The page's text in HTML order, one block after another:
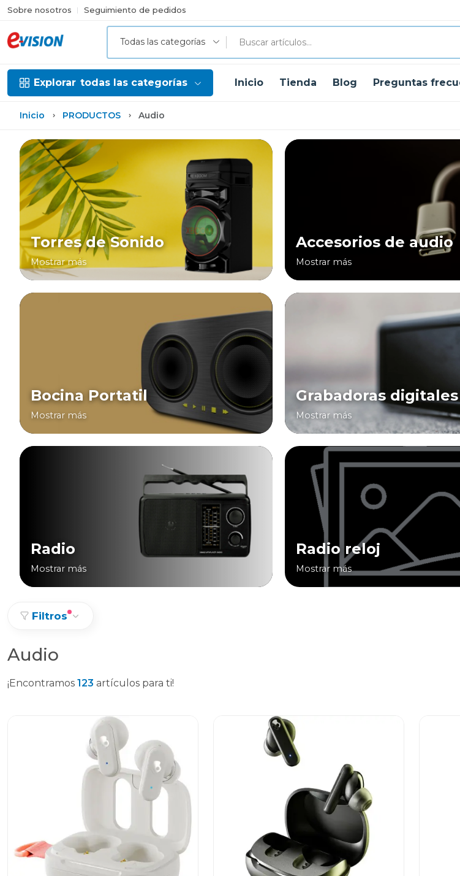
Sobre nosotros Seguimiento de pedidos
Todas las categorías
Explorar todas las categorías Inicio Tienda Blog Preguntas
Inicio PRODUCTOS Audio
Torres de Sonido
Mostrar más
Accesorios de audio
Mostrar más
Bocina Portatil
Mostrar más
Grabadoras digitales
Mostrar más
Radio
Mostrar más
Radio reloj
Mostrar más
Filtros
Audio
¡Encontramos 123 artículos para ti!